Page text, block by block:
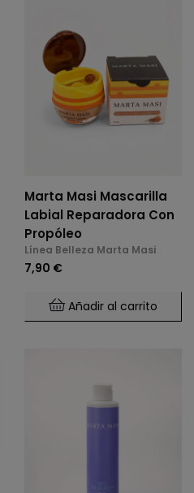
Marta Masi Mascarilla
Labial Reparadora Con
Propóleo
Línea Belleza Marta Masi
7,90 €
Añadir al carrito